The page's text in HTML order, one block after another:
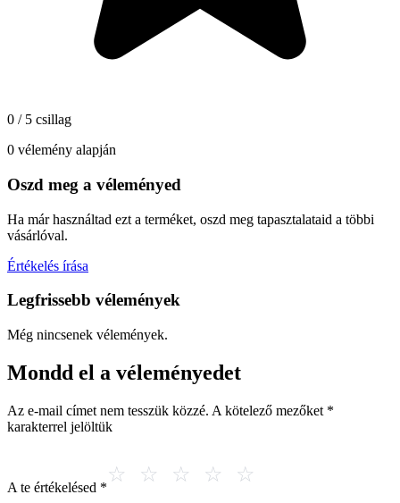
0 / 5 csillag
0 vélemény alapján
Oszd meg a véleményed
Ha már használtad ezt a terméket, oszd meg tapasztalataid a többi
vásárlóval.
Értékelés írása
Legfrissebb vélemények
Még nincsenek vélemények.
Mondd el a véleményedet
Az e-mail címet nem tesszük közzé. A kötelező mezőket *
karakterrel jelöltük
A te értékelésed *